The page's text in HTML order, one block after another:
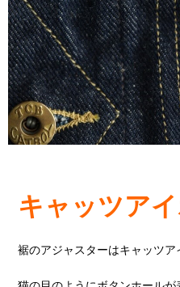
キャッツア
裾のアジャスターはキャッツア